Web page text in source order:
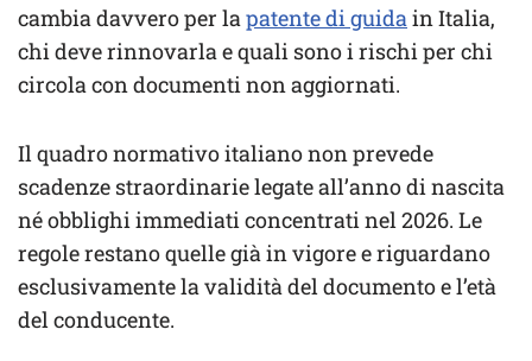
cambia davvero per la patente di guida in Italia,
chi deve rinnovarla e quali sono i rischi per chi
circola con documenti non aggiornati.
Il quadro normativo italiano non prevede
scadenze straordinarie legate all’anno di nascita
né obblighi immediati concentrati nel 2026. Le
regole restano quelle già in vigore e riguardano
esclusivamente la validità del documento e l’età
del conducente.